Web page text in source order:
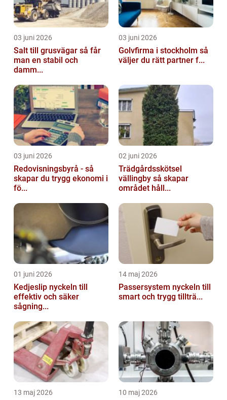
03 juni 2026
Salt till grusvägar så får
man en stabil och
damm...
03 juni 2026
Golvfirma i stockholm så
väljer du rätt partner f...
03 juni 2026
Redovisningsbyrå - så
skapar du trygg ekonomi i
fö...
02 juni 2026
Trädgårdsskötsel
vällingby så skapar
området håll...
01 juni 2026
Kedjeslip nyckeln till
effektiv och säker
sågning...
14 maj 2026
Passersystem nyckeln till
smart och trygg tillträ...
13 maj 2026 10 maj 2026